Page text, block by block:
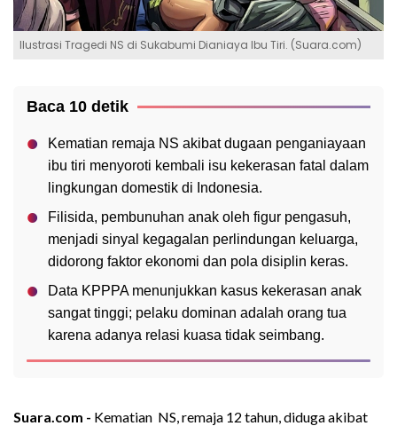
Ilustrasi Tragedi NS di Sukabumi Dianiaya Ibu Tiri. (Suara.com)
Baca 10 detik
Kematian remaja NS akibat dugaan penganiayaan
ibu tiri menyoroti kembali isu kekerasan fatal dalam
lingkungan domestik di Indonesia.
Filisida, pembunuhan anak oleh figur pengasuh,
menjadi sinyal kegagalan perlindungan keluarga,
didorong faktor ekonomi dan pola disiplin keras.
Data KPPPA menunjukkan kasus kekerasan anak
sangat tinggi; pelaku dominan adalah orang tua
karena adanya relasi kuasa tidak seimbang.
Suara.com - Kematian NS, remaja 12 tahun, diduga akibat